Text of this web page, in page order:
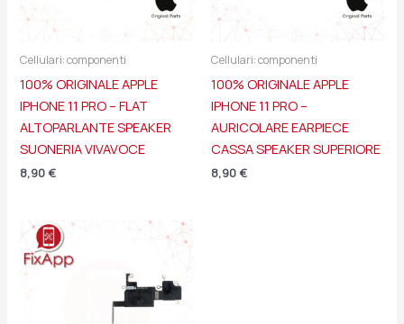
Cellulari: componenti
100% ORIGINALE APPLE
IPHONE 11 PRO – FLAT
ALTOPARLANTE SPEAKER
SUONERIA VIVAVOCE
8,90 €
Cellulari: componenti
100% ORIGINALE APPLE
IPHONE 11 PRO –
AURICOLARE EARPIECE
CASSA SPEAKER SUPERIORE
8,90 €